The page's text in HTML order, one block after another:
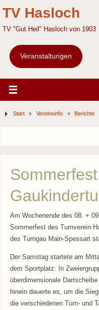
TV Hasloch
TV "Gut Heil" Hasloch von 1903
Veranstaltungen
Start » Vereinsinfo » Berichte
Am Wochenende des 08. +
Sommerfest des Turnverein
des Turngau Main-Spessart
Der Samstag startete am
dem Sportplatz. In
überdimensionale
hinein dauerte es, um die
die verschiedenen Turn- und